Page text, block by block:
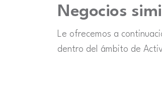
Negocios
Le ofrecemos a
dentro del ámbito de